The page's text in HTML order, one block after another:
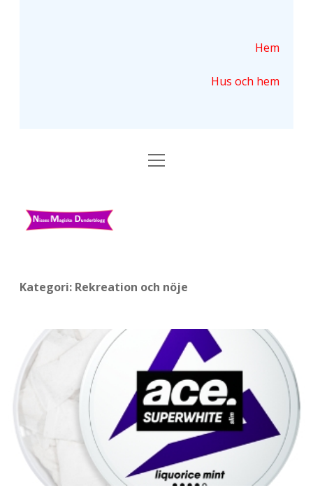
Hem
Hus och hem
ö
N
s
t
i
s
&
Kategori: Rekreation och nöje